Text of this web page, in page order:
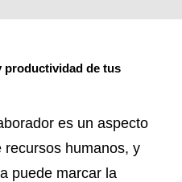
productividad de tus
es un aspecto
humanos, y
puede marcar la